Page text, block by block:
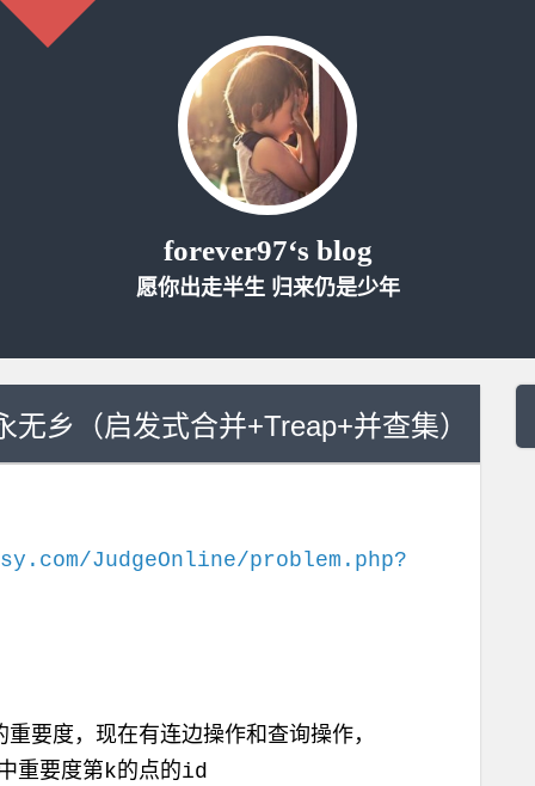
forever97‘s blog
愿你出走半生 归来仍是少年
乡（启发式合并+Treap+并查集）
JudgeOnline/problem.php?
度，现在有连边操作和查询操作，
要度第k的点的id